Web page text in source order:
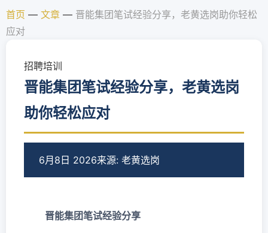
首页 — 文章 — 晋能集团笔试经验分享，老黄选岗助你轻松
应对
招聘培训
晋能集团笔试经验分享，老黄选岗
助你轻松应对
6月8日 2026来源: 老黄选岗
晋能集团笔试经验分享